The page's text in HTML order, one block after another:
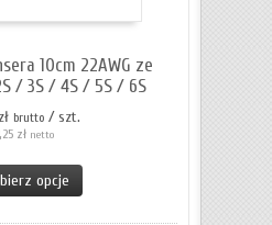
10cm 22AWG ze
/ 3S / 4S / 5S / 6S
brutto / szt.
zł netto
opcje